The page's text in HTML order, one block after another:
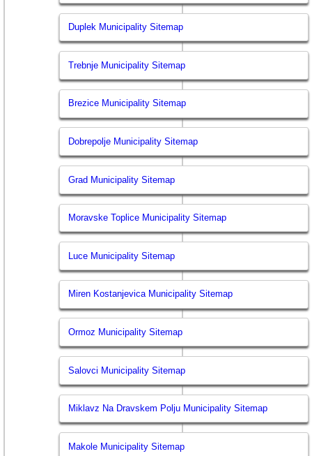
Duplek Municipality Sitemap
Trebnje Municipality Sitemap
Brezice Municipality Sitemap
Dobrepolje Municipality Sitemap
Grad Municipality Sitemap
Moravske Toplice Municipality Sitemap
Luce Municipality Sitemap
Miren Kostanjevica Municipality Sitemap
Ormoz Municipality Sitemap
Salovci Municipality Sitemap
Miklavz Na Dravskem Polju Municipality Sitemap
Makole Municipality Sitemap